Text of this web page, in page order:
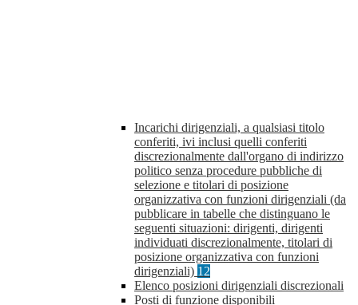
Incarichi dirigenziali, a qualsiasi titolo
conferiti, ivi inclusi quelli conferiti
discrezionalmente dall'organo di indirizzo
politico senza procedure pubbliche di
selezione e titolari di posizione
organizzativa con funzioni dirigenziali (da
pubblicare in tabelle che distinguano le
seguenti situazioni: dirigenti, dirigenti
individuati discrezionalmente, titolari di
posizione organizzativa con funzioni
dirigenziali) 12
Elenco posizioni dirigenziali discrezionali
Posti di funzione disponibili